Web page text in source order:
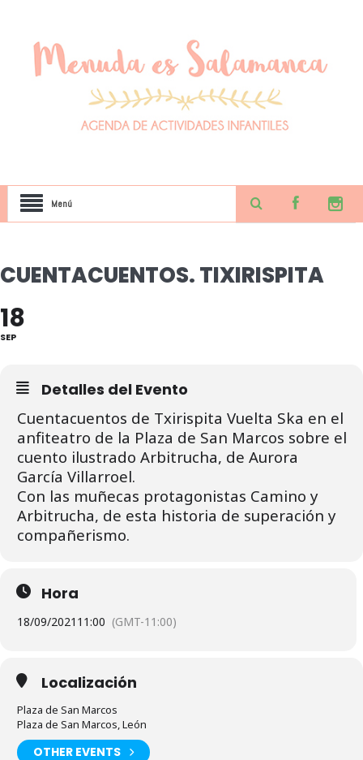
Menú
CUENTACUENTOS. TIXIRISPITA
18
SEP
Detalles del Evento
Cuentacuentos de Txirispita Vuelta Ska en el
anfiteatro de la Plaza de San Marcos sobre el
cuento ilustrado Arbitrucha, de Aurora
García Villarroel.
Con las muñecas protagonistas Camino y
Arbitrucha, de esta historia de superación y
compañerismo.
Hora
18/09/2021 11:00 (GMT-11:00)
Localización
Plaza de San Marcos
Plaza de San Marcos, León
OTHER EVENTS